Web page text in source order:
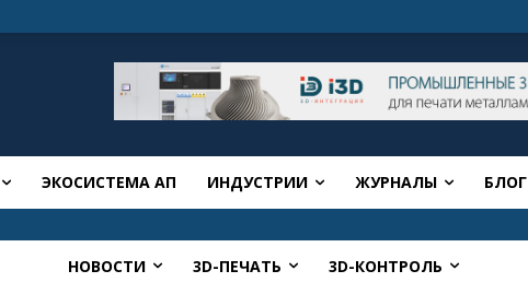
ЭКОСИСТЕМА АП ИНДУСТРИИ ЖУРНАЛЫ БЛОГ
НОВОСТИ 3D-ПЕЧАТЬ 3D-КОНТРОЛЬ